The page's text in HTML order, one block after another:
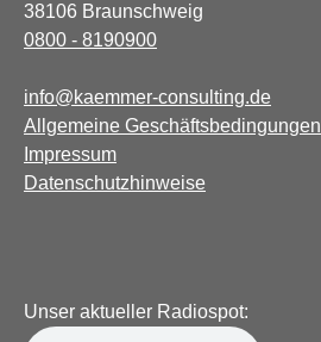
38106 Braunschweig
0800 - 8190900
info@kaemmer-consulting.de
Allgemeine Geschäftsbedingungen
Impressum
Datenschutzhinweise
Unser aktueller Radiospot: